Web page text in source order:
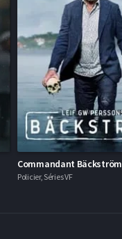
Commandant Bäckström
Policier, Séries VF